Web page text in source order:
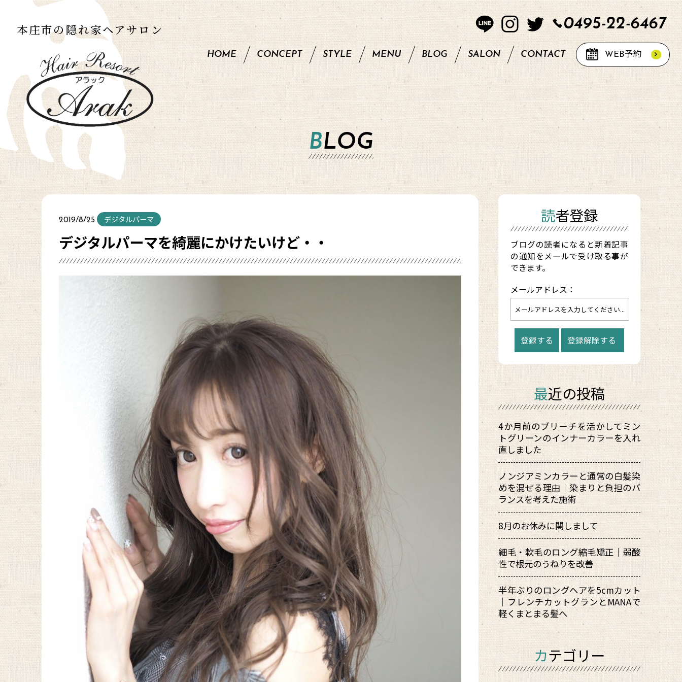
0495-22-6467
HOME CONCEPT STYLE MENU BLOG SALON CONTACT WEB予約
本庄市の隠れ家ヘアサロン
BLOG
2019/8/25 デジタルパーマ
デジタルパーマを綺麗にかけたいけど・・
読者登録
ブログの読者になると新着記事
の通知をメールで受け取る事が
できます。
メールアドレス：
最近の投稿
4か月前のブリーチを活かしてミン
トグリーンのインナーカラーを入れ
直しました
ノンジアミンカラーと通常の白髪染
めを混ぜる理由｜染まりと負担のバ
ランスを考えた施術
8月のお休みに関しまして
細毛・軟毛のロング縮毛矯正｜弱酸
性で根元のうねりを改善
半年ぶりのロングヘアを5cmカット
｜フレンチカットグランとMANAで
軽くまとまる髪へ
カテゴリー